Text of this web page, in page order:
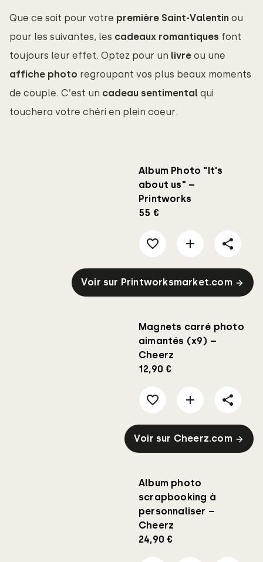
Que ce soit pour votre première Saint-Valentin ou
pour les suivantes, les cadeaux romantiques font
toujours leur effet. Optez pour un livre ou une
affiche photo regroupant vos plus beaux moments
de couple. C’est un cadeau sentimental qui
touchera votre chéri en plein coeur.
Album Photo "It's
about us" –
Printworks
55 €
Voir sur Printworksmarket.com
Magnets carré photo
aimantés (x9) –
Cheerz
12,90 €
Voir sur Cheerz.com
Album photo
scrapbooking à
personnaliser –
Cheerz
24,90 €